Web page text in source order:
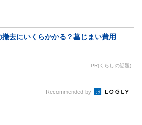
撤去にいくらかかる？墓じまい費用
PR(くらしの話題)
Recommended by